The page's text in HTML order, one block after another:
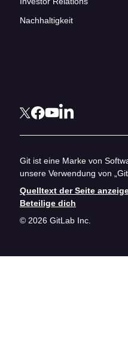
Nachhaltigkeit
Git ist eine Marke von
unsere Verwendung von
Quelltext der Seite
Beteilige dich
© 2026 GitLab Inc.